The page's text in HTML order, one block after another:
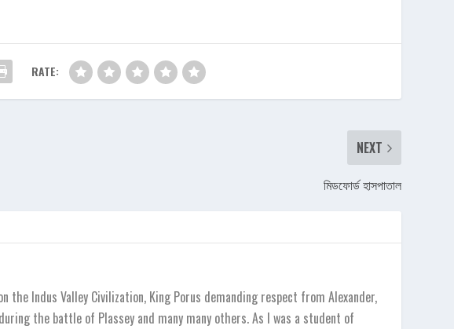
RATE:
NEXT
মিডফোর্ড হাসপাতাল
Indus Valley Civilization, King Porus demanding respect from Alexander,
the battle of Plassey and many many others. As I was a student of